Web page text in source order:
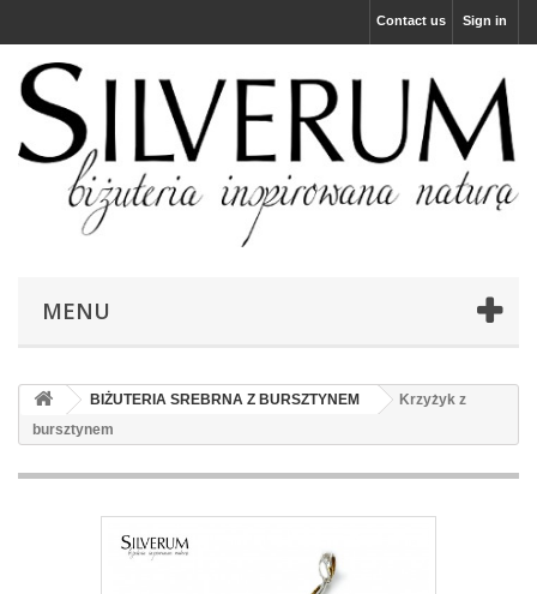
Sign in
Contact us
MENU
BIŻUTERIA SREBRNA Z BURSZTYNEM
Krzyżyk z
bursztynem